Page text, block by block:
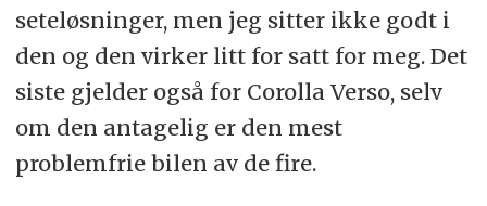
seteløsninger, men jeg sitter ikke godt i
den og den virker litt for satt for meg. Det
siste gjelder også for Corolla Verso, selv
om den antagelig er den mest
problemfrie bilen av de fire.